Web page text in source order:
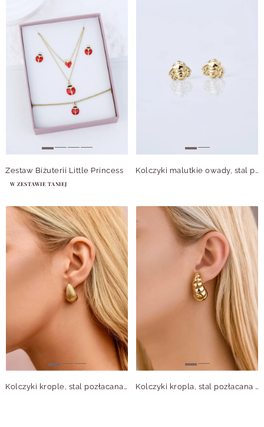
Zestaw Biżuterii Little Princess
W ZESTAWIE TANIEJ
Kolczyki malutkie owady, stal pozłacana S209981Z00
Kolczyki krople, stal pozłacana S209737Z00 Kolczyki kropla, stal pozłacana S207410Z00